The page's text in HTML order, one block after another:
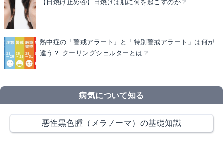
【日焼け止め④】日焼けは肌に何を起こすのか？
熱中症の「警戒アラート」と「特別警戒アラート」は何が
違う？ クーリングシェルターとは？
病気について知る
悪性黒色腫（メラノーマ）の基礎知識